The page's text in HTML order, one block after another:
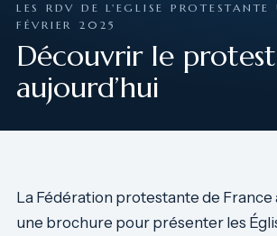
LES RDV DE L'EGLISE PROTESTANTE
FÉVRIER 2025
Découvrir le
aujourd’hui
La Fédération protestante de France
une brochure pour présenter les